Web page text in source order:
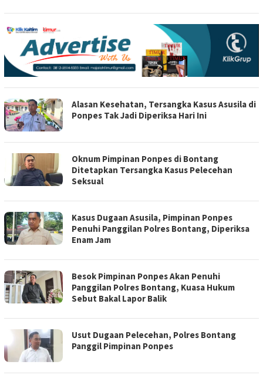
Alasan Kesehatan, Tersangka Kasus Asusila di
Ponpes Tak Jadi Diperiksa Hari Ini
Oknum Pimpinan Ponpes di Bontang
Ditetapkan Tersangka Kasus Pelecehan
Seksual
Kasus Dugaan Asusila, Pimpinan Ponpes
Penuhi Panggilan Polres Bontang, Diperiksa
Enam Jam
Besok Pimpinan Ponpes Akan Penuhi
Panggilan Polres Bontang, Kuasa Hukum
Sebut Bakal Lapor Balik
Usut Dugaan Pelecehan, Polres Bontang
Panggil Pimpinan Ponpes